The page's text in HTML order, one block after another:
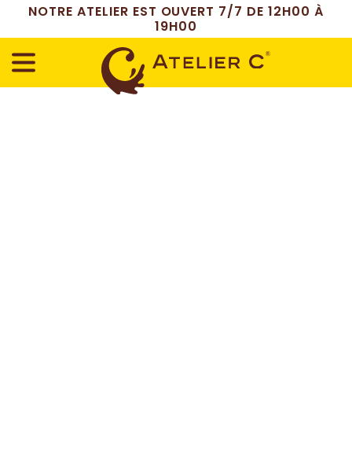
NOTRE ATELIER EST OUVERT 7/7 DE 12H00 À
19H00